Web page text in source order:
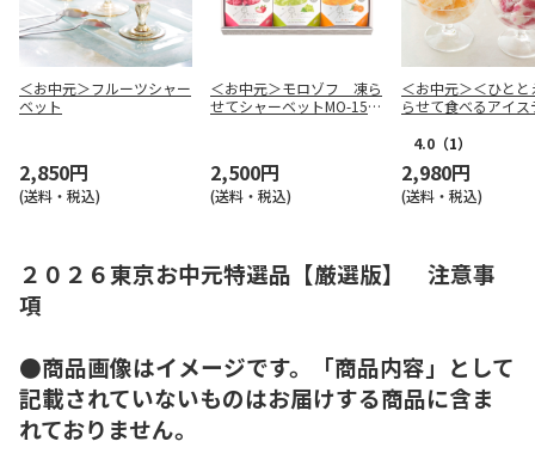
＜お中元＞フルーツシャー
ベット
2,850円
(送料・税込)
＜お中元＞モロゾフ 凍ら
せてシャーベットMO-155
2,500円
(送料・税込)
＜お中元＞＜ひとと
らせて食べるアイス
4.0 （1）
2,980円
(送料・税込)
２０２６東京お中元特選品【厳選版】 注意事
項
●商品画像はイメージです。「商品内容」として
記載されていないものはお届けする商品に含ま
れておりません。